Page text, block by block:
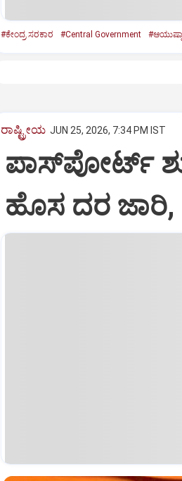
#ಕೇಂದ್ರ ಸರಕಾರ #Central Government
ರಾಷ್ಟ್ರೀಯ JUN 25, 2026, 7:34 PM IST
ಪಾಸ್‌ಪೋರ್ಟ್
ಹೊಸ ದರ